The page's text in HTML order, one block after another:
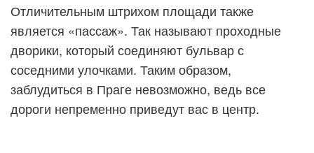
Отличительным штрихом площади также
является «пассаж». Так называют проходные
дворики, который соединяют бульвар с
соседними улочками. Таким образом,
заблудиться в Праге невозможно, ведь все
дороги непременно приведут вас в центр.